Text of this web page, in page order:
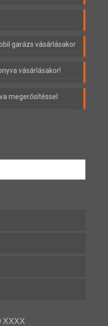
garázs vásárlásakor
vásárlásakor!
megerősítéssel
XXXX